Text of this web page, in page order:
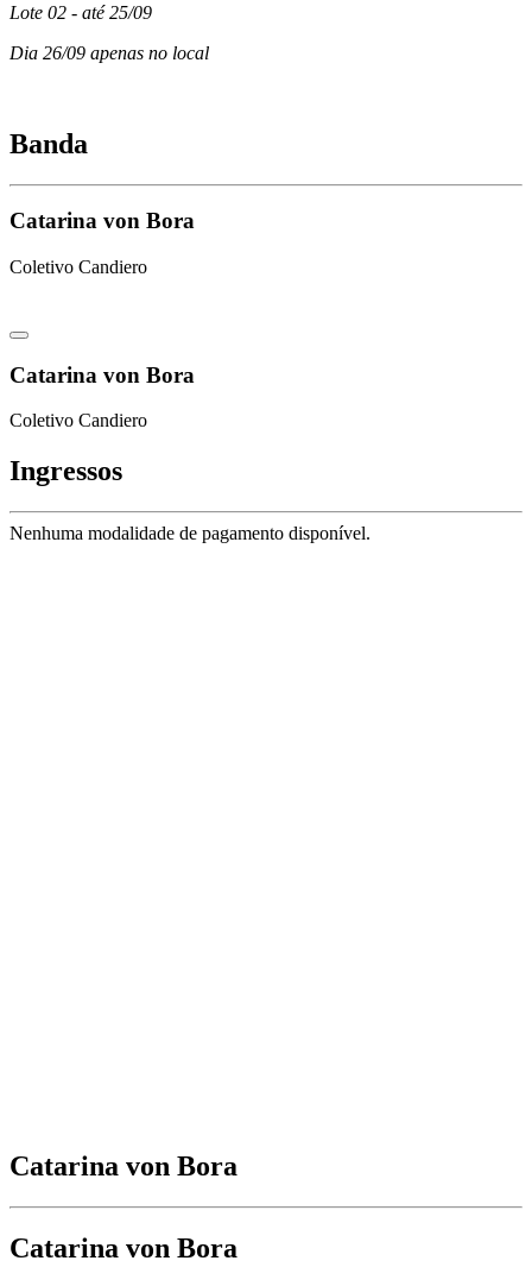
Lote 02 - até 25/09
Dia 26/09 apenas no local
Banda
Catarina von Bora
Coletivo Candiero
Catarina von Bora
Coletivo Candiero
Ingressos
Nenhuma modalidade de pagamento disponível.
Catarina von Bora
Catarina von Bora